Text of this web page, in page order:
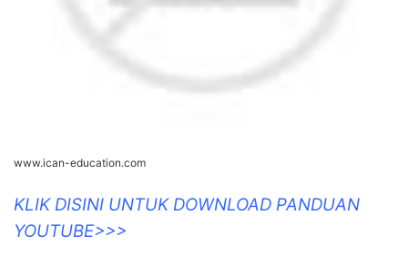
www.ican-education.com
KLIK DISINI UNTUK DOWNLOAD PANDUAN
YOUTUBE>>>